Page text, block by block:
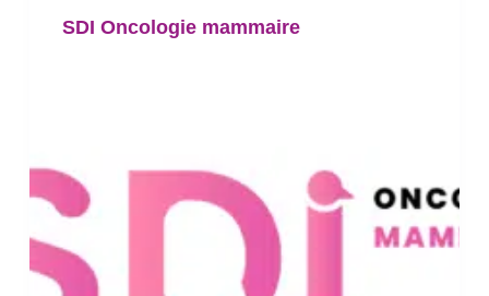
SDI Oncologie mammaire